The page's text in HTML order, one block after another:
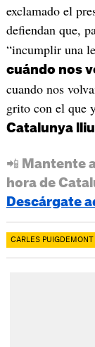
exclamado el
defiendan que,
“incumplir una
cuándo nos
cuando nos
grito con el que
Catalunya
📲 Mantente
hora de
Descárgate
CARLES PUIGDEMONT